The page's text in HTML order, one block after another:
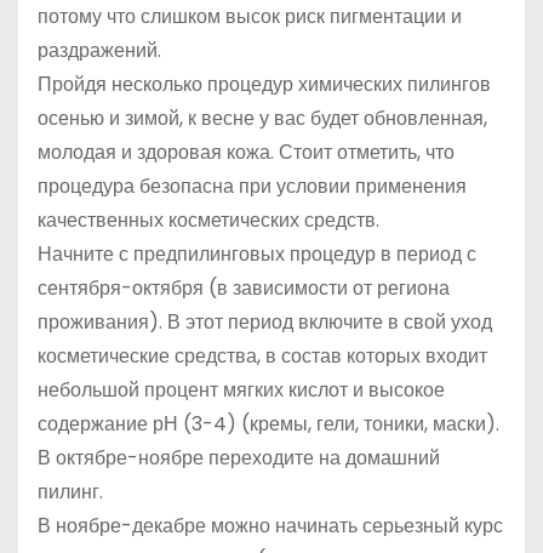
потому что слишком высок риск пигментации и
раздражений.
Пройдя несколько процедур химических пилингов
осенью и зимой, к весне у вас будет обновленная,
молодая и здоровая кожа. Стоит отметить, что
процедура безопасна при условии применения
качественных косметических средств.
Начните с предпилинговых процедур в период с
сентября-октября (в зависимости от региона
проживания). В этот период включите в свой уход
косметические средства, в состав которых входит
небольшой процент мягких кислот и высокое
содержание рН (3-4) (кремы, гели, тоники, маски).
В октябре-ноябре переходите на домашний
пилинг.
В ноябре-декабре можно начинать серьезный курс